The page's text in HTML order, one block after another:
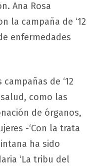
Ana Rosa
la campaña de ‘12
enfermedades
de ‘12
como las
de órganos,
-‘Con la trata
ha sido
‘La tribu del